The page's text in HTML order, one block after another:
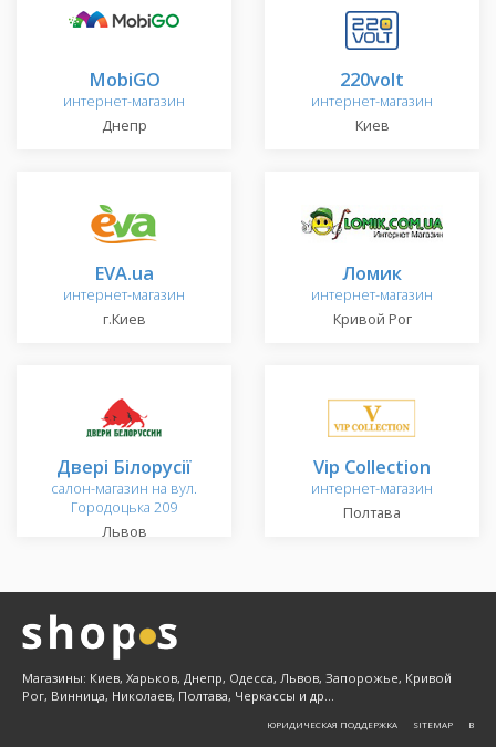
MobiGO
интернет-магазин
Днепр
220volt
интернет-магазин
Киев
EVA.ua
интернет-магазин
г.Киев
Ломик
интернет-магазин
Кривой Рог
Двері Білорусії
салон-магазин на вул.
Городоцька 209
Львов
Vip Collection
интернет-магазин
Полтава
Магазины: Киев, Харьков, Днепр, Одесса, Львов, Запорожье, Кривой
Рог, Винница, Николаев, Полтава, Черкассы и др...
ЮРИДИЧЕСКАЯ ПОДДЕРЖКА SITEMAP Β